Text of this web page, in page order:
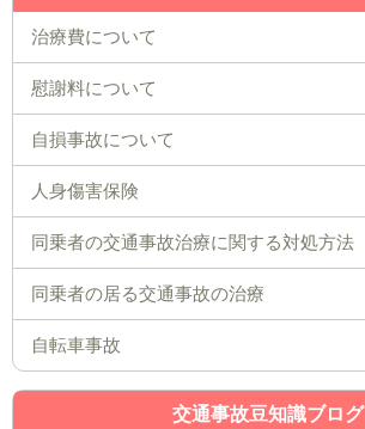
治療費について
慰謝料について
自損事故について
人身傷害保険
同乗者の交通事故治療に関する対処方法
同乗者の居る交通事故の治療
自転車事故
交通事故豆知識ブログ